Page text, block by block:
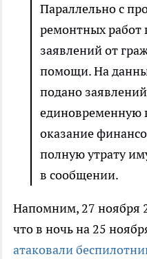
Параллельно с
ремонтных работ
заявлений от
помощи. На
подано
единовременную
оказание
полную утрату
в сообщении.
Напомним, 27 ноября
что в ночь на 25
атаковали